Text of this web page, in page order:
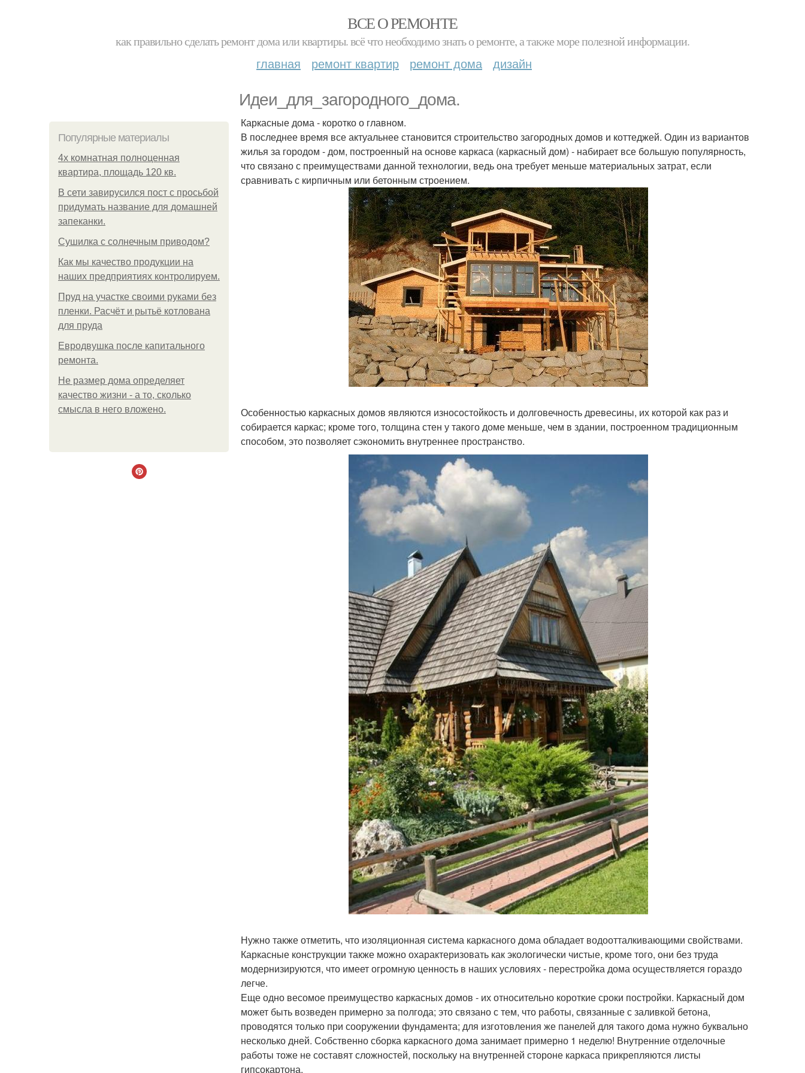
ВСЕ О РЕМОНТЕ
как правильно сделать ремонт дома или квартиры. всё что необходимо знать о ремонте, а также море полезной информации.
главная ремонт квартир ремонт дома дизайн
Идеи_для_загородного_дома.
Популярные материалы
4x комнатная полноценная
квартира, площадь 120 кв.
В сети завирусился пост с просьбой
придумать название для домашней
запеканки.
Сушилка с солнечным приводом?
Как мы качество продукции на
наших предприятиях контролируем.
Пруд на участке своими руками без
пленки. Расчёт и рытьё котлована
для пруда
Евродвушка после капитального
ремонта.
Не размер дома определяет
качество жизни - а то, сколько
смысла в него вложено.
Каркасные дома - коротко о главном.
В последнее время все актуальнее становится строительство загородных домов и коттеджей. Один из вариантов
жилья за городом - дом, построенный на основе каркаса (каркасный дом) - набирает все большую популярность,
что связано с преимуществами данной технологии, ведь она требует меньше материальных затрат, если
сравнивать с кирпичным или бетонным строением.
Особенностью каркасных домов являются износостойкость и долговечность древесины, их которой как раз и
собирается каркас; кроме того, толщина стен у такого доме меньше, чем в здании, построенном традиционным
способом, это позволяет сэкономить внутреннее пространство.
Нужно также отметить, что изоляционная система каркасного дома обладает водоотталкивающими свойствами.
Каркасные конструкции также можно охарактеризовать как экологически чистые, кроме того, они без труда
модернизируются, что имеет огромную ценность в наших условиях - перестройка дома осуществляется гораздо
легче.
Еще одно весомое преимущество каркасных домов - их относительно короткие сроки постройки. Каркасный дом
может быть возведен примерно за полгода; это связано с тем, что работы, связанные с заливкой бетона,
проводятся только при сооружении фундамента; для изготовления же панелей для такого дома нужно буквально
несколько дней. Собственно сборка каркасного дома занимает примерно 1 неделю! Внутренние отделочные
работы тоже не составят сложностей, поскольку на внутренней стороне каркаса прикрепляются листы
гипсокартона.